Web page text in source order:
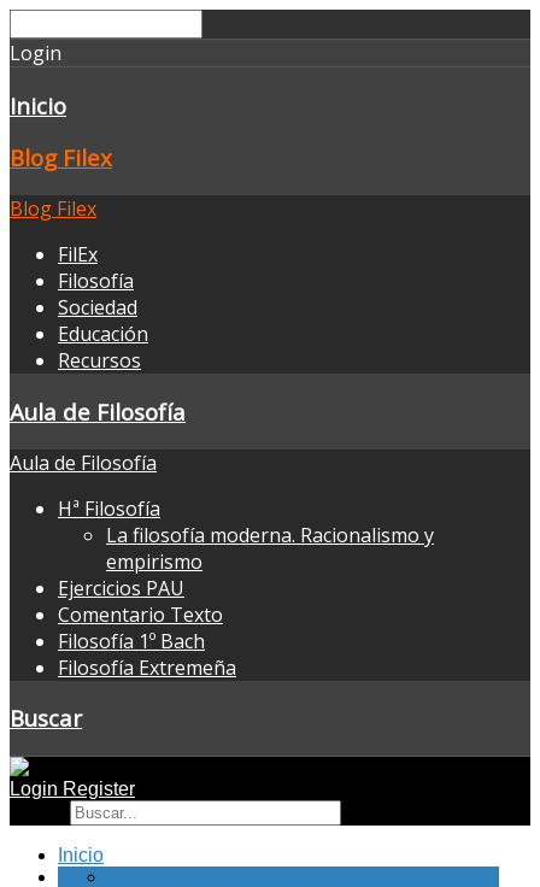
Login
Inicio
Blog Filex
Blog Filex
FilEx
Filosofía
Sociedad
Educación
Recursos
Aula de Filosofía
Aula de Filosofía
Hª Filosofía
La filosofía moderna. Racionalismo y
empirismo
Ejercicios PAU
Comentario Texto
Filosofía 1º Bach
Filosofía Extremeña
Buscar
Login Register
Inicio